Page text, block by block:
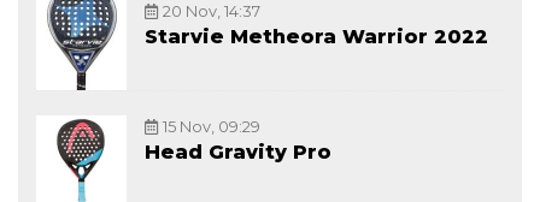
20 Nov, 14:37
Starvie Metheora Warrior 2022
15 Nov, 09:29
Head Gravity Pro